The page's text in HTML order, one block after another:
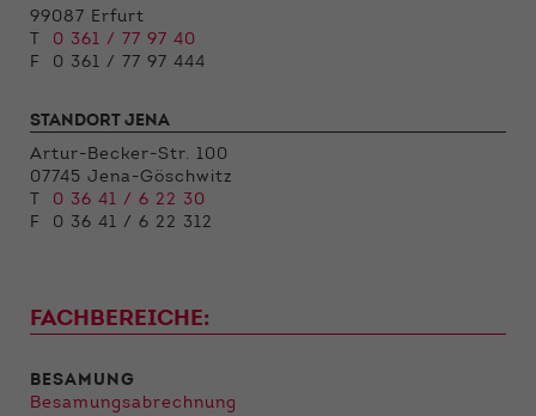
99087 Erfurt
T 0 361 / 77 97 40
F 0 361 / 77 97 444
STANDORT JENA
Artur-Becker-Str. 100
07745 Jena-Göschwitz
T 0 36 41 / 6 22 30
F 0 36 41 / 6 22 312
FACHBEREICHE:
BESAMUNG
Besamungsabrechnung
Name
Anbieter Qnetics
Laufzeit 1 Jahr
Zweck Cookie Einstellungen speichern
Cookie-Informationen anzeigen
Externe Inhalte
Inhalte, um Ihnen zusätzliche Informationen
anzubieten.